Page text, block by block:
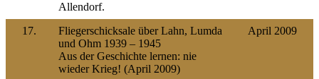
Allendorf.
17.
Fliegerschicksale über Lahn, Lumda
und Ohm 1939 – 1945
Aus der Geschichte lernen: nie
wieder Krieg! (April 2009)
April 2009